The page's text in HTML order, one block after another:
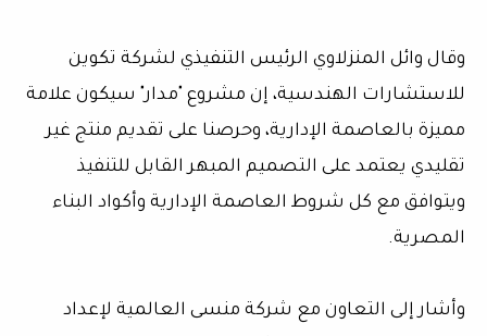
وقال وائل المنزلاوي الرئيس التنفيذي لشركة تكوين
للاستشارات الهندسية، إن مشروع "مدار" سيكون علامة
مميزة بالعاصمة الإدارية، وحرصنا على تقديم منتج غير
تقليدي يعتمد على التصميم المبهر القابل للتنفيذ
ويتوافق مع كل شروط العاصمة الإدارية وأكواد البناء
المصرية.
وأشار إلى التعاون مع شركة منسى العالمية لإعداد